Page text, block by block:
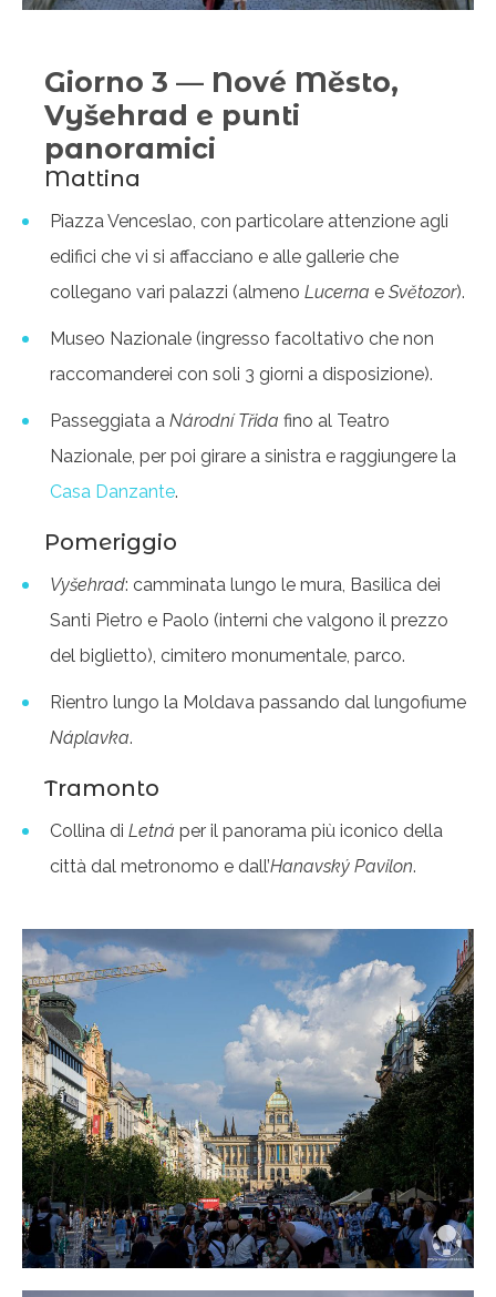
Giorno 3 — Nové Město,
Vyšehrad e punti
panoramici
Mattina
Piazza Venceslao, con particolare attenzione agli
edifici che vi si affacciano e alle gallerie che
collegano vari palazzi (almeno Lucerna e Světozor).
Museo Nazionale (ingresso facoltativo che non
raccomanderei con soli 3 giorni a disposizione).
Passeggiata a Národní Třida fino al Teatro
Nazionale, per poi girare a sinistra e raggiungere la
Casa Danzante.
Pomeriggio
Vyšehrad: camminata lungo le mura, Basilica dei
Santi Pietro e Paolo (interni che valgono il prezzo
del biglietto), cimitero monumentale, parco.
Rientro lungo la Moldava passando dal lungofiume
Náplavka.
Tramonto
Collina di Letná per il panorama più iconico della
città dal metronomo e dall’Hanavský Pavilon.